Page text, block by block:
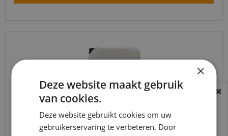
BEREIKBAARHEID
In verband met de vakantie periode zijn wij
t/m 14 augustus telefonisch helaas niet
×
Deze website maakt gebruik
van cookies.
Deze website gebruikt cookies om uw
gebruikerservaring te verbeteren. Door